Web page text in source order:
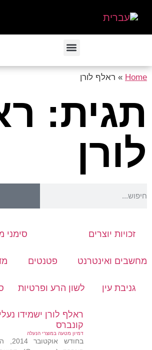
Home
» ראלף לורן
תגית:
לורן
זכויות יוצרים סימני
מחשבים ואינטרנט פטנטים
גניבת עין לשון הרע ופרטיות
ראלף לורן ישמידו
קונברס
דמיון מטעה במוצרי הנעלה